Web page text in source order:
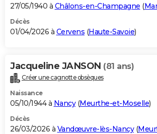
27/05/1940 à Châlons-en-Champagne (
Décès
01/04/2026 à Cervens (Haute-Savoie)
Jacqueline JANSON (81 ans)
Créer une cagnotte obsèques
Naissance
05/10/1944 à Nancy(Meurthe-et-Moselle)
Décès
26/03/2026 à Vandœuvre-lès-Nancy(